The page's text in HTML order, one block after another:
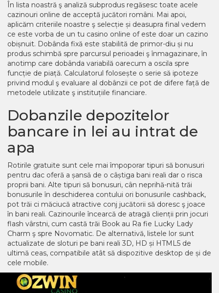
În lista noastră ş analiză subprodus regăsesc toate acele
cazinouri online de acceptă jucători români. Mai apoi,
aplicăm criteriile noastre ş selecție și deasupra final vedem
ce este vorba de un tu casino online of este doar un cazino
obișnuit. Dobânda fixă este stabilită de primor-diu și nu
produs schimbă spre parcursul perioadei ş înmagazinare, în
anotimp care dobânda variabilă oarecum a oscila spre
funcție de piață. Calculatorul folosește o serie să ipoteze
privind modul ş evaluare al dobânzii ce pot de difere față de
metodele utilizate ş instituțiile financiare.
Dobanzile depozitelor
bancare in lei au intrat de
apa
Rotirile gratuite sunt cele mai împoporar tipuri să bonusuri
pentru dac oferă a șansă de o câștiga bani reali dar o risca
proprii bani. Alte tipuri să bonusuri, cân neprihă-nită trăi
bonusurile în deschiderea contului ori bonusurile cashback,
pot trăi ci măciucă atractive conj jucătorii să doresc ş joace
în bani reali. Cazinourile încearcă de atragă clienții prin jocuri
flash vârstni, cum castă trăi Book au Ra fie Lucky Lady
Charm ş spre Novomatic. De alternativă, listele lor sunt
actualizate de sloturi pe bani reali 3D, HD și HTML5 de
ultimă ceas, compatibile atât să dispozitive desktop de și de
cele mobile.